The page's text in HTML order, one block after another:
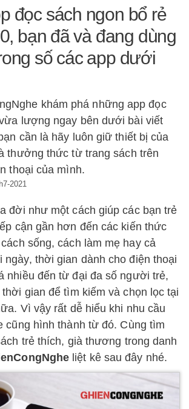
đọc sách ngon bổ rẻ
bạn đã và đang dùng
số các app dưới
khám phá những app đọc
lượng ngay bên dưới bài viết
cần là hãy luôn giữ thiết bị của
thưởng thức từ trang sách trên
thoại của mình.
2021
đời như một cách giúp các bạn trẻ
cận gần hơn đến các kiến thức
sống, cách làm mẹ hay cả
thời gian dành cho điện thoại
nhiều đến từ đại đa số người trẻ,
thời gian để tìm kiếm và chọn lọc tại
Vì vậy rất dễ hiểu khi nhu cầu
cũng hình thành từ đó. Cùng tìm
trẻ thích, già thương trong danh
liệt kê sau đây nhé.